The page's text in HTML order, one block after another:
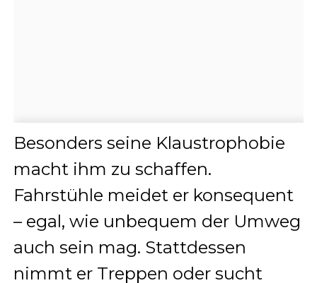
Besonders seine Klaustrophobie
macht ihm zu schaffen.
Fahrstühle meidet er konsequent
– egal, wie unbequem der Umweg
auch sein mag. Stattdessen
nimmt er Treppen oder sucht